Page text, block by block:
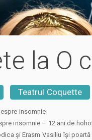
la O
Teatrul Coquette
insomnie
insomnie – 12 ani de
și Erasm Vasiliu își